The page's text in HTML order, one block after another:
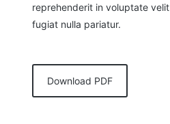
reprehenderit in voluptate
fugiat nulla pariatur.
Download PDF